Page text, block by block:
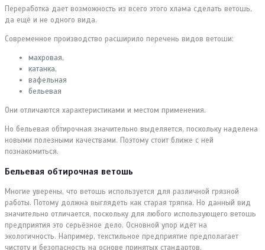
Переработка дает возможность из всего этого хлама сделать ветошь,
да ещё и не одного вида.
Современное производство расширило перечень видов ветоши:
махровая,
катанка,
вафельная
бельевая
Они отличаются характеристиками и местом применения.
Но бельевая обтирочная значительно выделяется, поскольку наделена
новыми полезными качествами. Поэтому стоит ближе с ней
познакомиться.
Бельевая обтирочная ветошь
Многие уверены, что ветошь используется для различной грязной
работы. Потому должна выглядеть как старая тряпка. Но данный вид
значительно отличается, поскольку для любого использующего ветошь
предприятия это серьёзное дело. Основной упор идёт на
экологичность. Например, текстильное предприятие предполагает
чистоту и безопасность на основе принятых стандартов.